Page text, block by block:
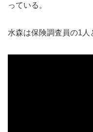
っている。
水森は保険調査員の1人